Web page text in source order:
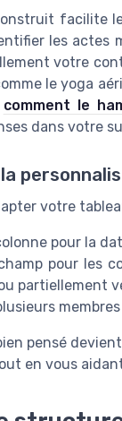
facilite
les
votre
le yoga
comment le
dans votre
votre
pour la
pour les
partiellement
pensé
en vous